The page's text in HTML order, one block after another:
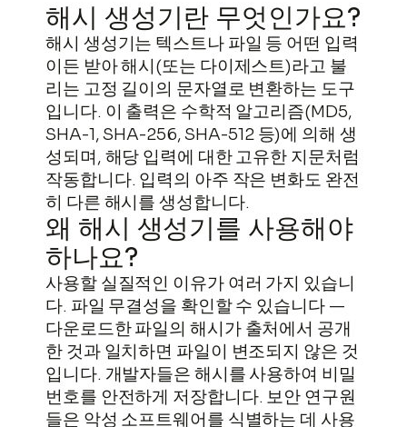
해시 생성기란 무엇인가요?
해시 생성기는 텍스트나 파일 등 어떤 입력
이든 받아 해시(또는 다이제스트)라고 불
리는 고정 길이의 문자열로 변환하는 도구
입니다. 이 출력은 수학적 알고리즘(MD5,
SHA-1, SHA-256, SHA-512 등)에 의해 생
성되며, 해당 입력에 대한 고유한 지문처럼
작동합니다. 입력의 아주 작은 변화도 완전
히 다른 해시를 생성합니다.
왜 해시 생성기를 사용해야
하나요?
사용할 실질적인 이유가 여러 가지 있습니
다. 파일 무결성을 확인할 수 있습니다 —
다운로드한 파일의 해시가 출처에서 공개
한 것과 일치하면 파일이 변조되지 않은 것
입니다. 개발자들은 해시를 사용하여 비밀
번호를 안전하게 저장합니다. 보안 연구원
들은 악성 소프트웨어를 식별하는 데 사용